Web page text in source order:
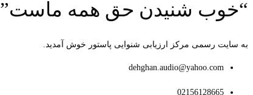
“خوب شنیدن حق همه ماست”
به سایت رسمی مرکز ارزیابی شنوایی پاستور خوش آمدید.
dehghan.audio@yahoo.com
02156128665